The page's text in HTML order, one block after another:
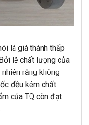
là giá thành thấp
lẽ chất lượng của
răng không
đều kém chất
của TQ còn đạt